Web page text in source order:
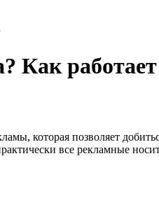
Как
которая позволяет
все рекламные